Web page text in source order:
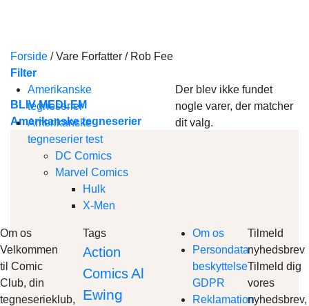
BLIV MEDLEM
Amerikanske tegneserier
Forside /Vare Forfatter /Rob Fee
Filter
Amerikanske
tegneserier
Amerikanske
tegneserier test
DC Comics
Marvel Comics
Hulk
X-Men
Der blev ikke fundet
nogle varer, der matcher
dit valg.
Om os
Velkommen
til Comic
Club, din
tegneserieklub,
Tags
Action
Comics Al
Ewing
Om os
Persondata
beskyttelse
GDPR
Reklamation
Tilmeld
nyhedsbrev
Tilmeld dig
vores
nyhedsbrev,